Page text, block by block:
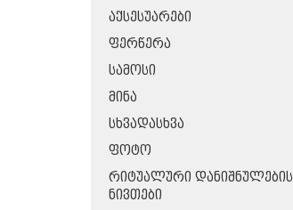
ᲐᲥᲡᲔᲡᲣᲐᲠᲔᲑᲘ
ᲤᲔᲠᲬᲔᲠᲐ
ᲡᲐᲛᲝᲡᲘ
ᲛᲘᲜᲐ
ᲡᲮᲕᲐᲓᲐᲡᲮᲕᲐ
ᲤᲝᲢᲝ
ᲠᲘᲢᲣᲐᲚᲣᲠᲘ ᲓᲐᲜᲘᲨᲜᲣᲚᲔᲑᲘᲡ
ᲜᲘᲕᲗᲔᲑᲘ